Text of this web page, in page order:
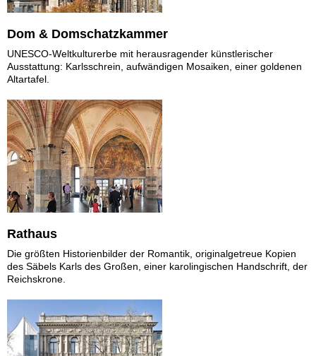
Dom & Domschatzkammer
UNESCO-Weltkulturerbe mit herausragender künstlerischer
Ausstattung: Karlsschrein, aufwändigen Mosaiken, einer goldenen
Altartafel.
Rathaus
Die größten Historienbilder der Romantik, originalgetreue Kopien
des Säbels Karls des Großen, einer karolingischen Handschrift, der
Reichskrone.